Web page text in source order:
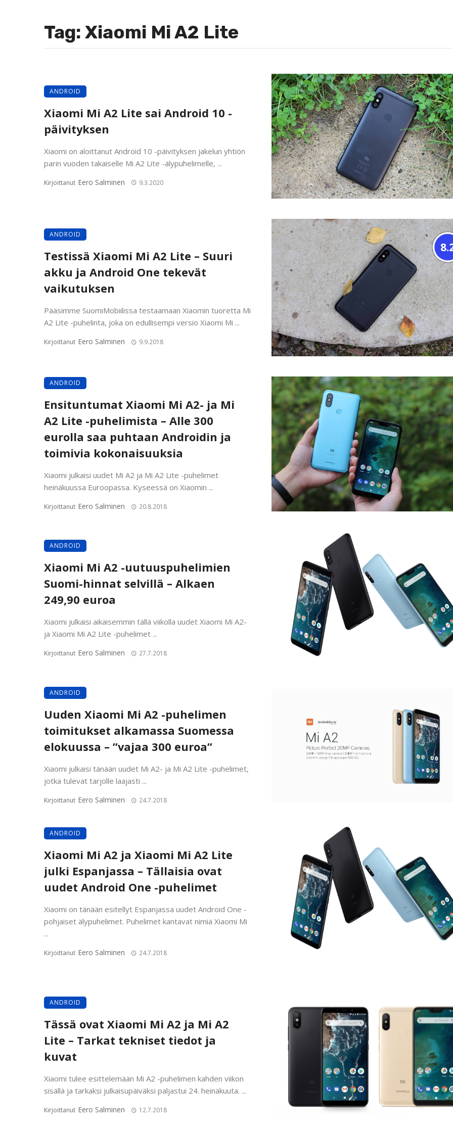
Tag: Xiaomi Mi A2 Lite
ANDROID
Xiaomi Mi A2 Lite sai Android 10 -
päivityksen
Xiaomi on aloittanut Android 10 -päivityksen jakelun yhtiön
parin vuoden takaiselle Mi A2 Lite -älypuhelimelle, ...
Kirjoittanut Eero Salminen 9.3.2020
ANDROID
Testissä Xiaomi Mi A2 Lite – Suuri
akku ja Android One tekevät
vaikutuksen
Pääsimme SuomiMobiilissa testaamaan Xiaomin tuoretta Mi
A2 Lite -puhelinta, joka on edullisempi versio Xiaomi Mi ...
Kirjoittanut Eero Salminen 9.9.2018
ANDROID
Ensituntumat Xiaomi Mi A2- ja Mi
A2 Lite -puhelimista – Alle 300
eurolla saa puhtaan Androidin ja
toimivia kokonaisuuksia
Xiaomi julkaisi uudet Mi A2 ja Mi A2 Lite -puhelimet
heinäkuussa Euroopassa. Kyseessä on Xiaomin ...
Kirjoittanut Eero Salminen 20.8.2018
ANDROID
Xiaomi Mi A2 -uutuuspuhelimien
Suomi-hinnat selvillä – Alkaen
249,90 euroa
Xiaomi julkaisi aikaisemmin tällä viikolla uudet Xiaomi Mi A2-
ja Xiaomi Mi A2 Lite -puhelimet ...
Kirjoittanut Eero Salminen 27.7.2018
ANDROID
Uuden Xiaomi Mi A2 -puhelimen
toimitukset alkamassa Suomessa
elokuussa – ”vajaa 300 euroa”
Xiaomi julkaisi tänään uudet Mi A2- ja Mi A2 Lite -puhelimet,
jotka tulevat tarjolle laajasti ...
Kirjoittanut Eero Salminen 24.7.2018
ANDROID
Xiaomi Mi A2 ja Xiaomi Mi A2 Lite
julki Espanjassa – Tällaisia ovat
uudet Android One -puhelimet
Xiaomi on tänään esitellyt Espanjassa uudet Android One -
pohjaiset älypuhelimet. Puhelimet kantavat nimiä Xiaomi Mi
...
Kirjoittanut Eero Salminen 24.7.2018
ANDROID
Tässä ovat Xiaomi Mi A2 ja Mi A2
Lite – Tarkat tekniset tiedot ja
kuvat
Xiaomi tulee esittelemään Mi A2 -puhelimen kahden viikon
sisällä ja tarkaksi julkaisupäiväksi paljastui 24. heinäkuuta. ...
Kirjoittanut Eero Salminen 12.7.2018